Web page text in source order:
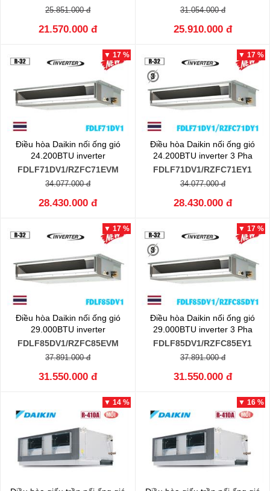
25.851.000 đ
21.570.000 đ
31.054.000 đ
25.910.000 đ
▼ 17 %
Điều hòa Daikin nối ống gió
24.200BTU inverter
FDLF71DV1/RZFC71EVM
34.077.000 đ
28.430.000 đ
▼ 17 %
Điều hòa Daikin nối ống gió
24.200BTU inverter 3 Pha
FDLF71DV1/RZFC71EY1
34.077.000 đ
28.430.000 đ
▼ 17 %
Điều hòa Daikin nối ống gió
29.000BTU inverter
FDLF85DV1/RZFC85EVM
37.891.000 đ
31.550.000 đ
▼ 17 %
Điều hòa Daikin nối ống gió
29.000BTU inverter 3 Pha
FDLF85DV1/RZFC85EY1
37.891.000 đ
31.550.000 đ
▼ 14 % ▼ 16 %